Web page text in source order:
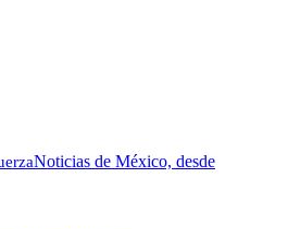
Noticias de México, desde